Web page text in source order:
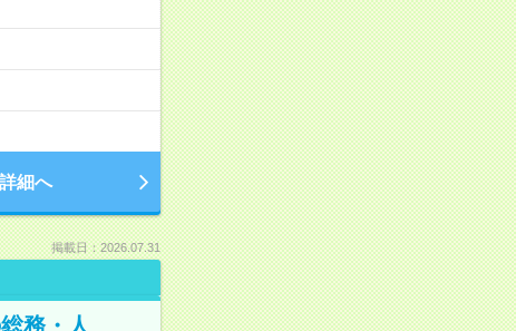
詳細へ
掲載日：2026.07.31
務・人